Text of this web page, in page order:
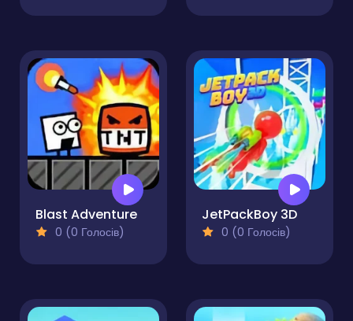
Blast Adventure
0 (0 Голосів)
JetPackBoy 3D
0 (0 Голосів)